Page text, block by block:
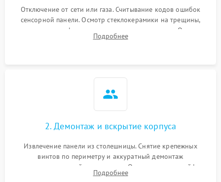
Отключение от сети или газа. Считывание кодов ошибок
сенсорной панели. Осмотр стеклокерамики на трещины,
проверка конфорок на равномерность нагрева. Опрос
клиента о симптомах (не включается, не видит посуду,
Подробнее
2. Демонтаж и вскрытие корпуса
Извлечение панели из столешницы. Снятие крепежных
винтов по периметру и аккуратный демонтаж
стеклокерамической поверхности. Отсоединение шлейфов
сенсорного блока для доступа к силовым платам, катушкам
Подробнее